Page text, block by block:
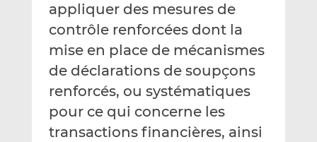
appliquer des mesures de
contrôle renforcées dont la
mise en place de mécanismes
de déclarations de soupçons
renforcés, ou systématiques
pour ce qui concerne les
transactions financières, ainsi